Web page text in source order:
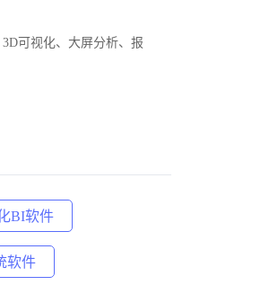
可视化、大屏分析、报
BI软件
软件